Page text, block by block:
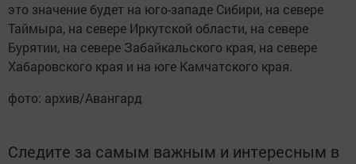
это значение будет на юго-западе Сибири, на севере
Таймыра, на севере Иркутской области, на севере
Бурятии, на севере Забайкальского края, на севере
Хабаровского края и на юге Камчатского края.
фото: архив/Авангард
Следите за самым важным и интересным в